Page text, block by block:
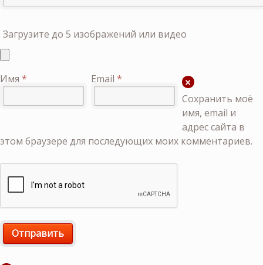
Загрузите до 5 изображений или видео
Имя * Email *
Сохранить моё
имя, email и
адрес сайта в
этом браузере для последующих моих комментариев.